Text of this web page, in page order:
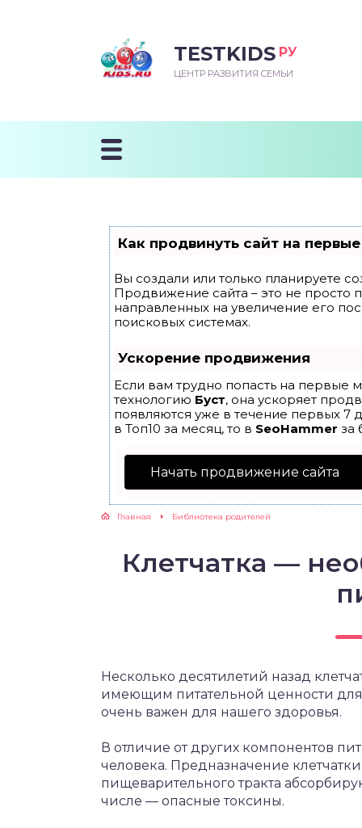
TESTKIDS РУ
ЦЕНТР РАЗВИТИЯ СЕМЬИ
Как продвинуть сайт на
Вы создали или только планируете
Продвижение сайта – это не просто
направленных на увеличение его
поисковых системах.
Ускорение продвижения
Если вам трудно попасть на первые
технологию Буст, она ускоряет
появляются уже в течение первых 7
в Топ10 за месяц, то в SeoHammer за
Начать продвижение сайта
Главная Библиотека родителей
Клетчатка —
Несколько десятилетий назад
имеющим питательной ценности для
очень важен для нашего здоровья.
В отличие от других компонентов
человека. Предназначение
пищеварительного тракта
числе — опасные токсины.
МЕСЯЦ
ПЕРВОГО
УЧИТСЯ
ПОСЛЕ ГОДА
К ШКОЛЕ
ДОШКОЛЬНИКА
ШКОЛА
ШКОЛЬНИКА
ШКОЛЬНИКА